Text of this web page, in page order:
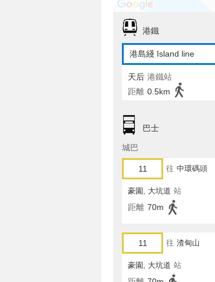
港鐵
港島綫 Island line
天后 港鐵站
距離 0.5km
巴士
城巴
11 往 中環碼頭
豪園, 大坑道 站
距離 70m
11 往 渣甸山
豪園, 大坑道 站